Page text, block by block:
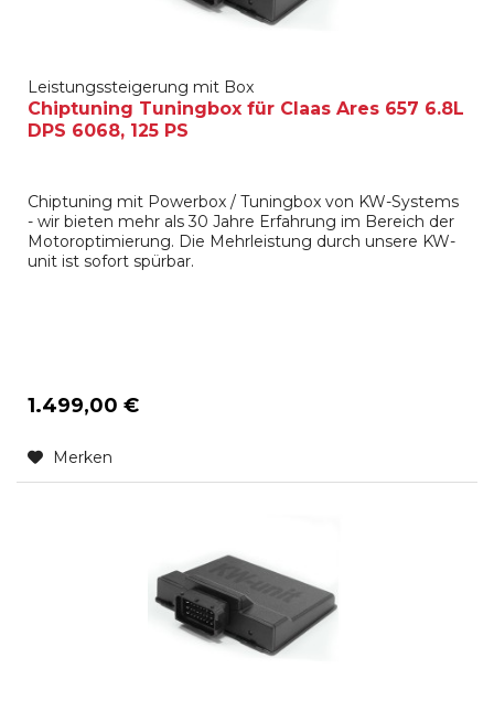
Leistungssteigerung mit Box
Chiptuning Tuningbox für Claas Ares 657 6.8L
DPS 6068, 125 PS
Chiptuning mit Powerbox / Tuningbox von KW-Systems
- wir bieten mehr als 30 Jahre Erfahrung im Bereich der
Motoroptimierung. Die Mehrleistung durch unsere KW-
unit ist sofort spürbar.
1.499,00 €
Merken